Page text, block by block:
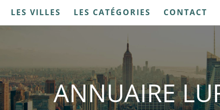
LES VILLES LES CATÉGORIES CONTACT
ANNUAIRE